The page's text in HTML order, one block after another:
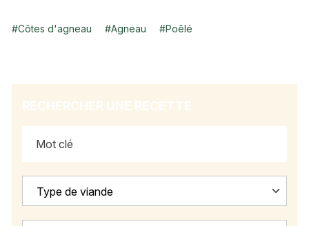
#Côtes d'agneau #Agneau #Poêlé
Type de viande